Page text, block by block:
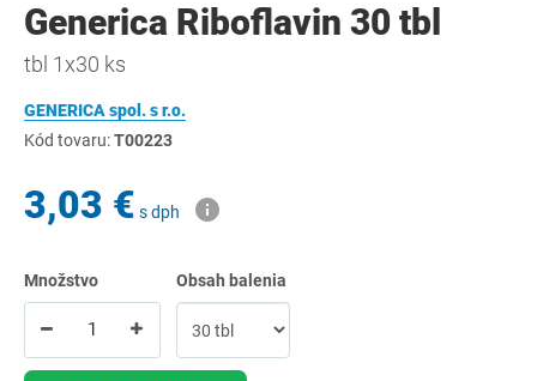
Generica Riboflavin 30 tbl
tbl 1x30 ks
GENERICA spol. s r.o.
Kód tovaru:T00223
3,03 € s dph
Množstvo Obsah balenia